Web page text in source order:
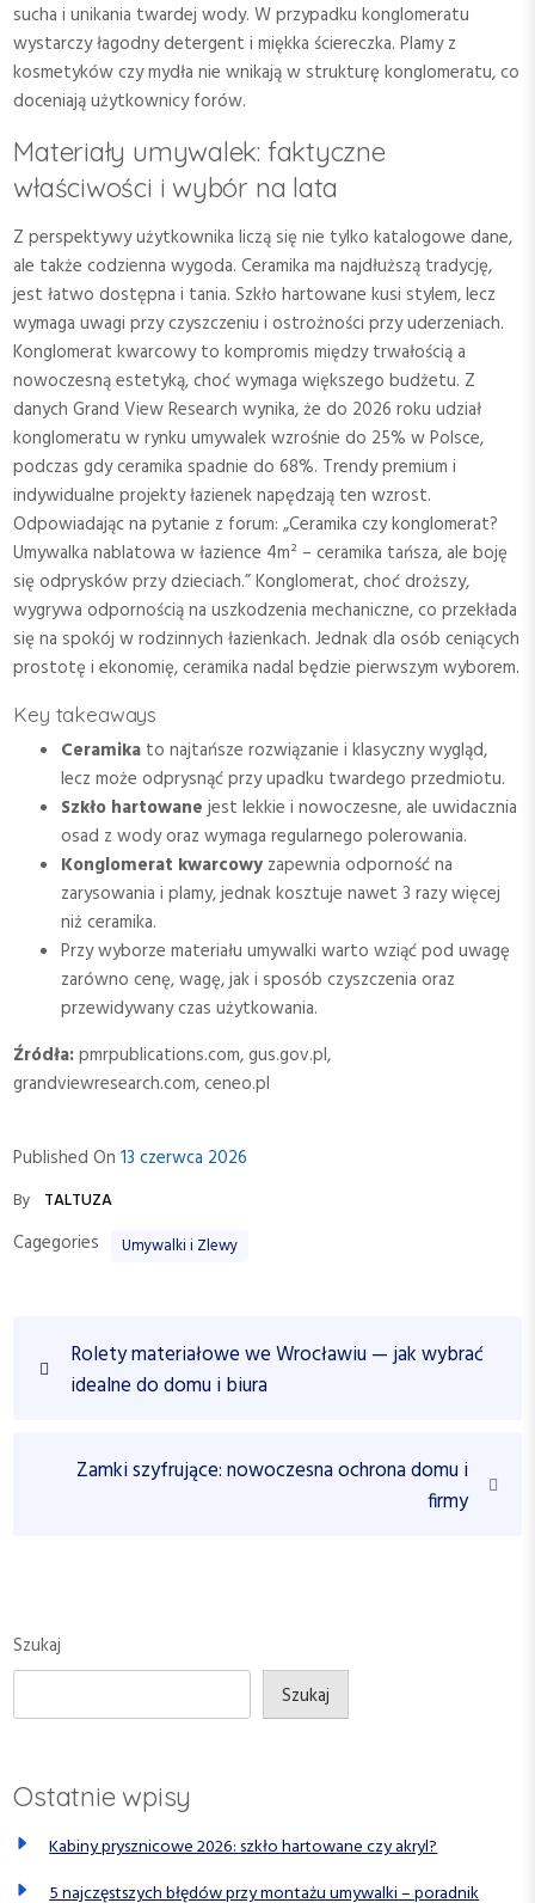
sucha i unikania twardej wody. W przypadku konglomeratu
wystarczy łagodny detergent i miękka ściereczka. Plamy z
kosmetyków czy mydła nie wnikają w strukturę konglomeratu, co
doceniają użytkownicy forów.
Materiały umywalek: faktyczne
właściwości i wybór na lata
Z perspektywy użytkownika liczą się nie tylko katalogowe dane,
ale także codzienna wygoda. Ceramika ma najdłuższą tradycję,
jest łatwo dostępna i tania. Szkło hartowane kusi stylem, lecz
wymaga uwagi przy czyszczeniu i ostrożności przy uderzeniach.
Konglomerat kwarcowy to kompromis między trwałością a
nowoczesną estetyką, choć wymaga większego budżetu. Z
danych Grand View Research wynika, że do 2026 roku udział
konglomeratu w rynku umywalek wzrośnie do 25% w Polsce,
podczas gdy ceramika spadnie do 68%. Trendy premium i
indywidualne projekty łazienek napędzają ten wzrost.
Odpowiadając na pytanie z forum: „Ceramika czy konglomerat?
Umywalka nablatowa w łazience 4m² – ceramika tańsza, ale boję
się odprysków przy dzieciach.” Konglomerat, choć droższy,
wygrywa odpornością na uszkodzenia mechaniczne, co przekłada
się na spokój w rodzinnych łazienkach. Jednak dla osób ceniących
prostotę i ekonomię, ceramika nadal będzie pierwszym wyborem.
Key takeaways
Ceramika to najtańsze rozwiązanie i klasyczny wygląd,
lecz może odprysnąć przy upadku twardego przedmiotu.
Szkło hartowanejest lekkie i nowoczesne, ale uwidacznia
osad z wody oraz wymaga regularnego polerowania.
Konglomerat kwarcowy zapewnia odporność na
zarysowania i plamy, jednak kosztuje nawet 3 razy więcej
niż ceramika.
Przy wyborze materiału umywalki warto wziąć pod uwagę
zarówno cenę, wagę, jak i sposób czyszczenia oraz
przewidywany czas użytkowania.
Źródła:pmrpublications.com, gus.gov.pl,
grandviewresearch.com, ceneo.pl
Published On13 czerwca 2026
By TALTUZA
Cagegories Umywalki i Zlewy
w
i
u
P
r
t
Rolety materiałowe we Wrocławiu — jak wybrać
idealne do domu i biura
s
t
Zamki szyfrujące: nowoczesna ochrona domu i
firmy
Szukaj
Szukaj
Ostatnie wpisy
Kabiny prysznicowe 2026: szkło hartowane czy akryl?
5 najczęstszych błędów przy montażu umywalki – poradnik